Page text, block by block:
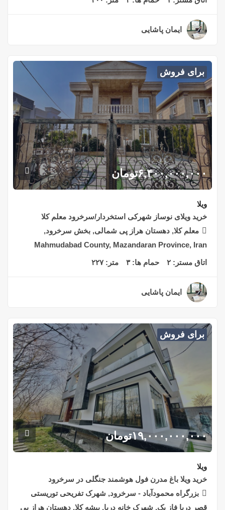
ایمان پاشایی
برای فروش
۶,۴۰۰,۰۰۰,۰۰۰تومان
ویلا
خرید ویلای نوساز شهرکی استخردار/سرخرود معلم کلا
معلم کلا, دهستان هراز پی شمالی, بخش سرخرود,
Mahmudabad County, Mazandaran Province, Iran
اتاق مستر: ۲ حمام ها:۳ متر:۲۲۷
ایمان پاشایی
برای فروش
۱۹,۰۰۰,۰۰۰,۰۰۰تومان
ویلا
خرید ویلا باغ مدرن فول هوشمند جنگلی در سرخرود
بزرگراه محمودآباد - سرخرود, شهرک تفریحی توریستی
قصر دریا فاز یک, شهرک خانه دریا, بیشه کلا, دهستان هراز پی